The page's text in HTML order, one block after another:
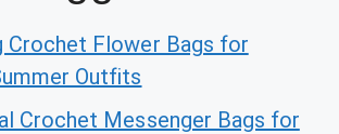
Crochet Flower Bags for
Outfits
Crochet Messenger Bags for